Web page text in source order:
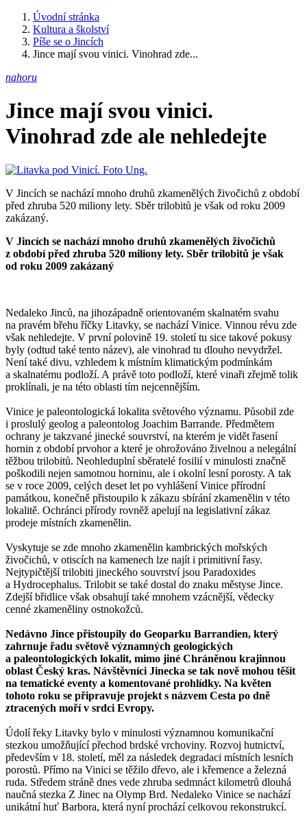
Úvodní stránka
Kultura a školství
Píše se o Jincích
Jince mají svou vinici. Vinohrad zde...
nahoru
Jince mají svou vinici.
Vinohrad zde ale nehledejte
V Jincích se nachází mnoho druhů zkamenělých živočichů z období
před zhruba 520 miliony lety. Sběr trilobitů je však od roku 2009
zakázaný.
V Jincích se nachází mnoho druhů zkamenělých živočichů
z období před zhruba 520 miliony lety. Sběr trilobitů je však
od roku 2009 zakázaný
Nedaleko Jinců, na jihozápadně orientovaném skalnatém svahu
na pravém břehu říčky Litavky, se nachází Vinice. Vinnou révu zde
však nehledejte. V první polovině 19. století tu sice takové pokusy
byly (odtud také tento název), ale vinohrad tu dlouho nevydržel.
Není také divu, vzhledem k místním klimatickým podmínkám
a skalnatému podloží. A právě toto podloží, které vinaři zřejmě tolik
proklínali, je na této oblasti tím nejcennějším.
Vinice je paleontologická lokalita světového významu. Působil zde
i proslulý geolog a paleontolog Joachim Barrande. Předmětem
ochrany je takzvané jinecké souvrství, na kterém je vidět řasení
hornin z období prvohor a které je ohrožováno živelnou a nelegální
těžbou trilobitů. Neohleduplní sběratelé fosilií v minulosti značně
poškodili nejen samotnou horninu, ale i okolní lesní porosty. A tak
se v roce 2009, celých deset let po vyhlášení Vinice přírodní
památkou, konečně přistoupilo k zákazu sbírání zkamenělin v této
lokalitě. Ochránci přírody rovněž apelují na legislativní zákaz
prodeje místních zkamenělin.
Vyskytuje se zde mnoho zkamenělin kambrických mořských
živočichů, v otiscích na kamenech lze najít i primitivní řasy.
Nejtypičtější trilobiti jineckého souvrství jsou Paradoxides
a Hydrocephalus. Trilobit se také dostal do znaku městyse Jince.
Zdejší břidlice však obsahují také mnohem vzácnější, vědecky
cenné zkameněliny ostnokožců.
Nedávno Jince přistoupily do Geoparku Barrandien, který
zahrnuje řadu světově významných geologických
a paleontologických lokalit, mimo jiné Chráněnou krajinnou
oblast Český kras. Návštěvníci Jinecka se tak nově mohou těšit
na tematické eventy a komentované prohlídky. Na květen
tohoto roku se připravuje projekt s názvem Cesta po dně
ztracených moří v srdci Evropy.
Údolí řeky Litavky bylo v minulosti významnou komunikační
stezkou umožňující přechod brdské vrchoviny. Rozvoj hutnictví,
především v 18. století, měl za následek degradaci místních lesních
porostů. Přímo na Vinici se těžilo dřevo, ale i křemence a železná
ruda. Středem stráně dnes vede zhruba sedmnáct kilometrů dlouhá
naučná stezka Z Jinec na Olymp Brd. Nedaleko Vinice se nachází
unikátní huť Barbora, která nyní prochází celkovou rekonstrukcí.